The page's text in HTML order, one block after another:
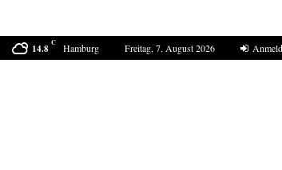
14.8 C Hamburg Freitag, 7. August 2026
Der Sommer 2040 in Europa